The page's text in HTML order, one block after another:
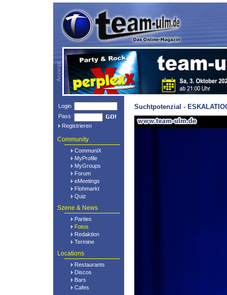
Login
Pass
Registrieren
Community
CommuniX
MyProfile
MyGroups
Forum
eMeetings
Flohmarkt
Quiz
Szene & News
Parties
Fotos
Redaktion
Termine
Locations
Restaurants
Discos
Bars
Cafes
Suchtpotenzial -